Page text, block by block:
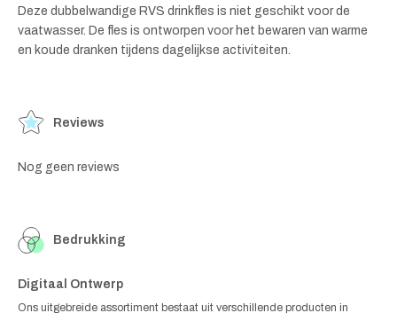
Deze dubbelwandige RVS drinkfles is niet geschikt voor de
vaatwasser. De fles is ontworpen voor het bewaren van warme
en koude dranken tijdens dagelijkse activiteiten.
Reviews
Nog geen reviews
Bedrukking
Digitaal Ontwerp
Ons uitgebreide assortiment bestaat uit verschillende producten in